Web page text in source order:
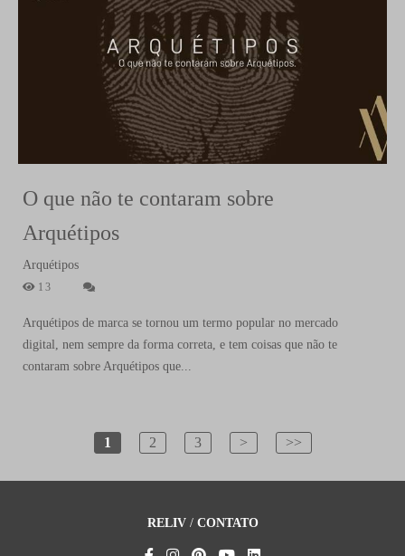
O que não te contaram sobre
Arquétipos
Arquétipos
13
Arquétipos de marca se tornou um termo popular no mercado
digital, nem sempre da forma correta, e tem coisas que não te
contaram sobre Arquétipos que...
1 2 3 > >>
RELIV/ CONTATO